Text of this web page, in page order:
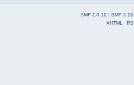
SMF 2.0.19 | SMF ©
XHTML